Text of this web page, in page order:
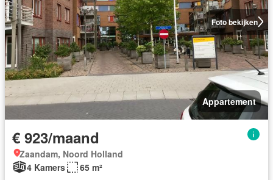
Foto bekijken
Appartement
€ 923/maand
Zaandam, Noord Holland
4 Kamers
65 m²